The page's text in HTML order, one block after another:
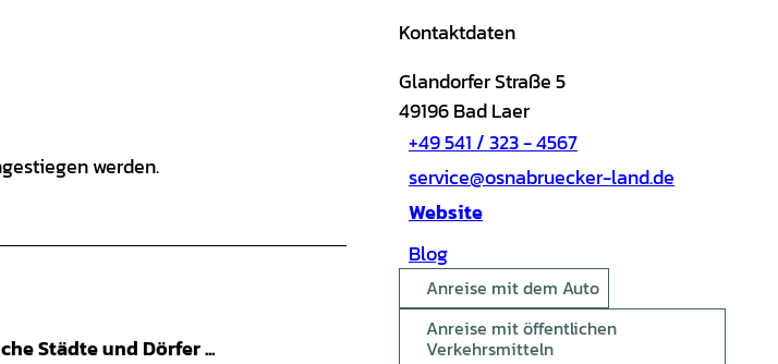
werden.
Städte und Dörfer ...
Kontaktdaten
Glandorfer Straße 5
49196Bad Laer
+49 541 / 323 - 4567
service@osnabruecker-land.de
Website
Blog
Anreise mit dem Auto
Anreise mit öffentlichen
Verkehrsmitteln